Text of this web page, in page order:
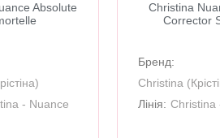
Absolute
- Nuance
Christina
Corrector
Бренд:
Christina
Лінія: Christina